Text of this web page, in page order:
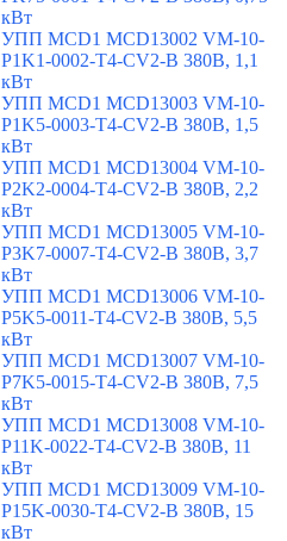
кВт
УПП MCD1 MCD13002 VM-10-
P1K1-0002-T4-CV2-B 380В, 1,1
кВт
УПП MCD1 MCD13003 VM-10-
P1K5-0003-T4-CV2-B 380В, 1,5
кВт
УПП MCD1 MCD13004 VM-10-
P2K2-0004-T4-CV2-B 380В, 2,2
кВт
УПП MCD1 MCD13005 VM-10-
P3K7-0007-T4-CV2-B 380В, 3,7
кВт
УПП MCD1 MCD13006 VM-10-
P5K5-0011-T4-CV2-B 380В, 5,5
кВт
УПП MCD1 MCD13007 VM-10-
P7K5-0015-T4-CV2-B 380В, 7,5
кВт
УПП MCD1 MCD13008 VM-10-
P11K-0022-T4-CV2-B 380В, 11
кВт
УПП MCD1 MCD13009 VM-10-
P15K-0030-T4-CV2-B 380В, 15
кВт